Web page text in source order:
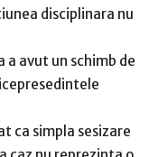
disciplinara nu
a avut un schimb de
ca simpla sesizare